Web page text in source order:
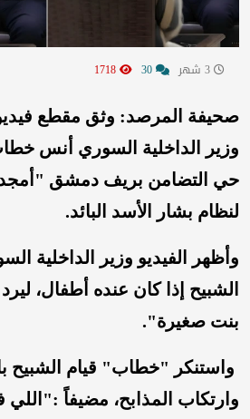
صحيفة المرصد: وثق مقطع
وزير الداخلية السوري أنس
حي التضامن بريف دمشق "أمجد
لنظام بشار الأسد البائد.
وأظهر الفيديو وزير الداخلية
الشبيح إذا كان عنده أطفال،
بنت صغيرة".
واستنكر "خطاب" قيام الشبيح
وارتكاب المذابح، مضيفاً